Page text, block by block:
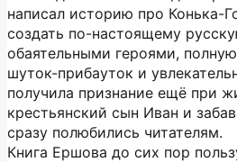
написал историю про Конька-
создать по-настоящему
обаятельными героями,
шуток-прибауток и
получила признание ещё при
крестьянский сын Иван и
сразу полюбились читателям.
Книга Ершова до сих пор